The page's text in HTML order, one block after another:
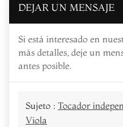
DEJAR UN MENSAJE
Si está interesado en
más detalles, deje un
antes posible.
Sujeto : Tocador
Viola